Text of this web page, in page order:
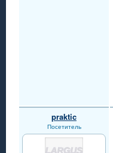
praktic
Посетитель